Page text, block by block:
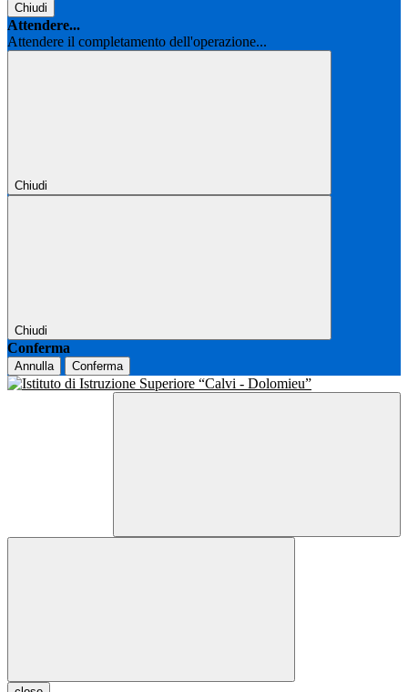
Chiudi
Attendere...
Attendere il completamento dell'operazione...
Chiudi
Chiudi
Conferma
Annulla Conferma